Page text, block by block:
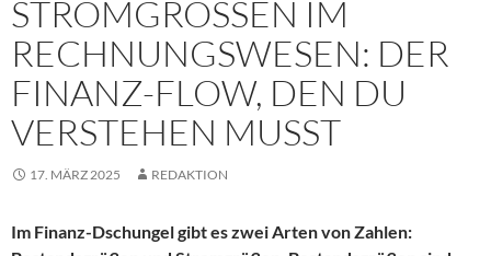
STROMGRÖSSEN IM R
ECHNUNGSWESEN: DER F
INANZ-FLOW, DEN DU V
ERSTEHEN MUSST
17. MÄRZ 2025 REDAKTION
Im Finanz-Dschungel gibt es zwei Arten von Zahlen: